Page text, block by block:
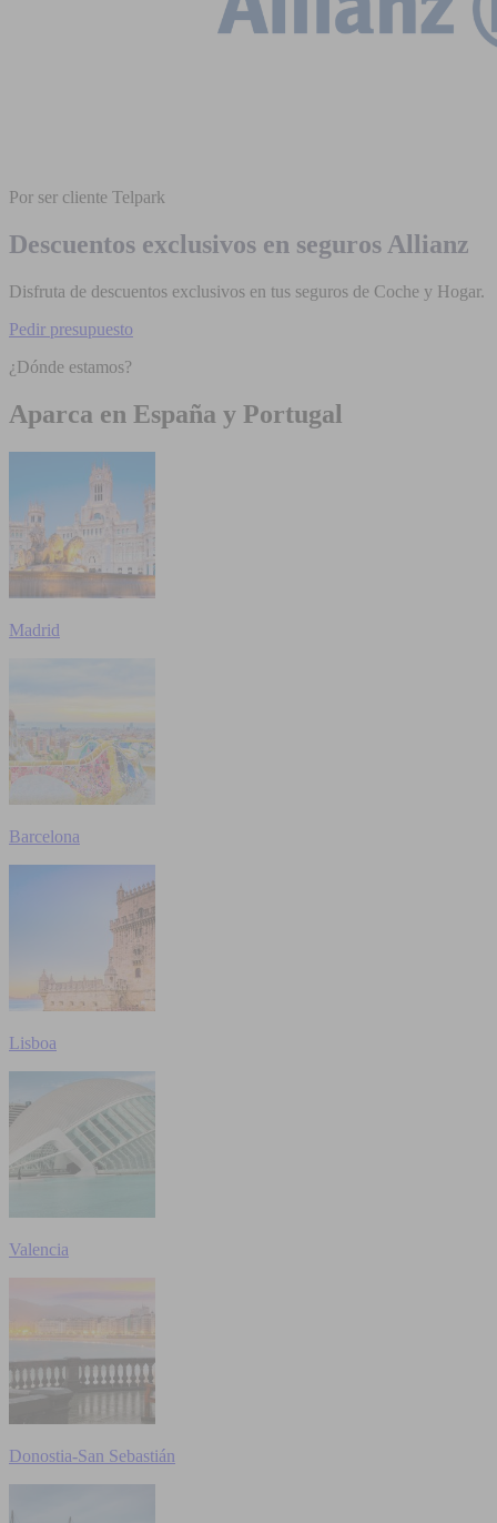
Por ser cliente Telpark
Descuentos exclusivos en seguros Allianz
Disfruta de descuentos exclusivos en tus seguros de Coche y Hogar.
Pedir presupuesto
¿Dónde estamos?
Aparca en España y Portugal
Madrid
Barcelona
Lisboa
Valencia
Donostia-San Sebastián